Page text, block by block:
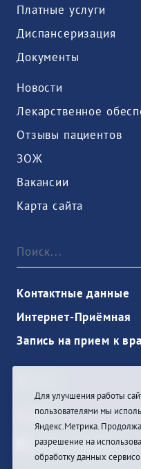
Платные услуги
Диспансеризация
Документы
Новости
Лекарственное
Отзывы пациентов
ЗОЖ
Вакансии
Карта сайта
Контактные данные
Интернет-Приёмная
Запись на прием к
Войти
Для улучшения работы
пользователями мы
Яндекс.Метрика.
разрешение на
обработку данных